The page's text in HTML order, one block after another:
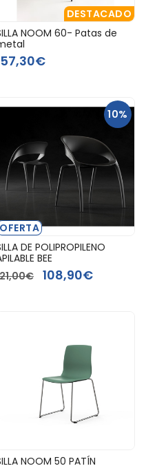
DESTACADO
NOOM 60- Patas de
10%
OFERTA
DE POLIPROPILENO
BEE
108,90€
NOOM 50 PATÍN